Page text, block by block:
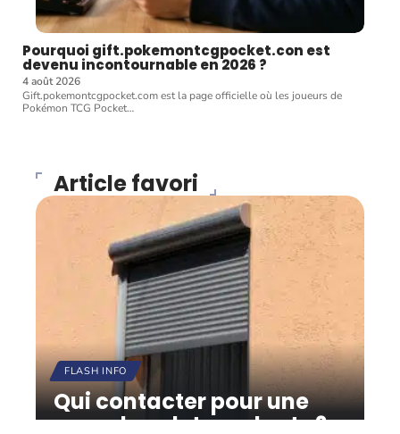
Pourquoi gift.pokemontcgpocket.con est
devenu incontournable en 2026 ?
4 août 2026
Gift.pokemontcgpocket.com est la page officielle où les joueurs de
Pokémon TCG Pocket…
Article favori
FLASH INFO
Qui contacter pour une
pose de volets roulants ?